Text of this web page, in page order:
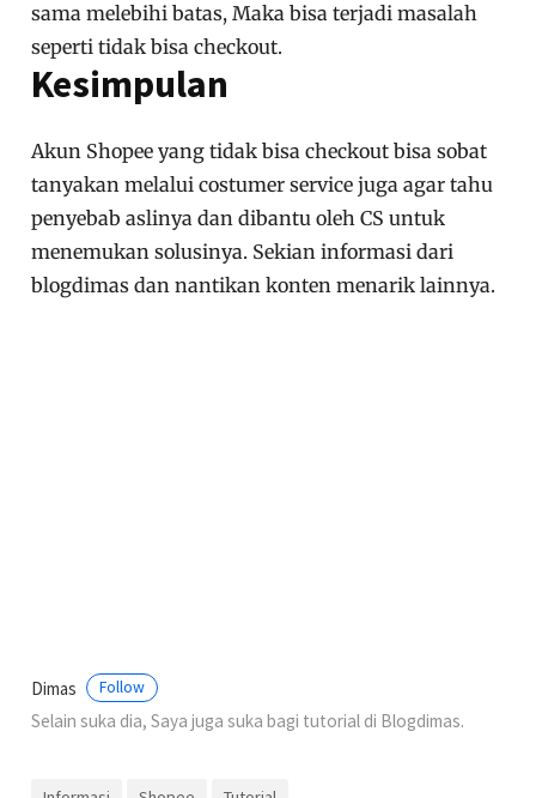
sama melebihi batas, Maka bisa terjadi masalah
seperti tidak bisa checkout.
Kesimpulan
Akun Shopee yang tidak bisa checkout bisa sobat
tanyakan melalui costumer service juga agar tahu
penyebab aslinya dan dibantu oleh CS untuk
menemukan solusinya. Sekian informasi dari
blogdimas dan nantikan konten menarik lainnya.
Dimas Follow
Selain suka dia, Saya juga suka bagi tutorial di Blogdimas.